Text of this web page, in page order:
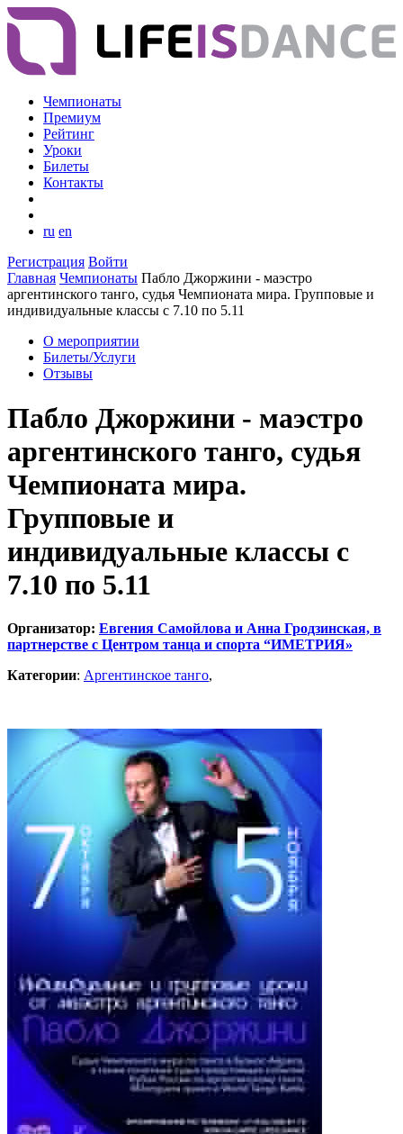
Чемпионаты
Премиум
Рейтинг
Уроки
Билеты
Контакты
ru en
Регистрация Войти
Главная Чемпионаты Пабло Джоржини - маэстро
аргентинского танго, судья Чемпионата мира. Групповые и
индивидуальные классы с 7.10 по 5.11
О мероприятии
Билеты/Услуги
Отзывы
Пабло Джоржини - маэстро
аргентинского танго, судья
Чемпионата мира.
Групповые и
индивидуальные классы с
7.10 по 5.11
Организатор: Евгения Самойлова и Анна Гродзинская, в
партнерстве с Центром танца и спорта “ИМЕТРИЯ»
Категории: Аргентинское танго,